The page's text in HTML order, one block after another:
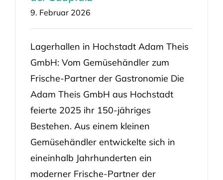
9. Februar 2026
Lagerhallen in Hochstadt Adam Theis
GmbH: Vom Gemüsehändler zum
Frische-Partner der Gastronomie Die
Adam Theis GmbH aus Hochstadt
feierte 2025 ihr 150-jähriges
Bestehen. Aus einem kleinen
Gemüsehändler entwickelte sich in
eineinhalb Jahrhunderten ein
moderner Frische-Partner der